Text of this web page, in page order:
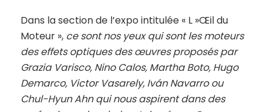
Dans la section de l’expo intitulée « L »Œil du
Moteur », ce sont nos yeux qui sont les moteurs
des effets optiques des œuvres proposés par
Grazia Varisco, Nino Calos, Martha Boto, Hugo
Demarco, Victor Vasarely, Iván Navarro ou
Chul-Hyun Ahn qui nous aspirent dans des